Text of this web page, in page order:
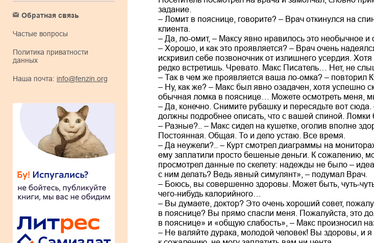
Обратная связь
Частые вопросы
Политика приватности
данных
Наша почта: info@fenzin.org
задание.
– Ломит в пояснице, говорите? – Врач откинулся на
клиента.
– Да, ло-омит, – Максу явно нравилось это необычное и
– Хорошо, и как это проявляется? – Врач очень
искривил себе позвоночник от излишнего усердия.
редко встретишь. Чревато. Макс Писатель… Нет, не
– Так в чем же проявляется ваша ло-омка? – повторил
– Ну, как же? – Макс был явно озадачен, хотя
обычная ломка в пояснице… Можете осмотреть меня,
– Да, конечно. Снимите рубашку и пересядьте вот
должны подробнее описать, что с вашей спиной.
– Разные?.. – Макс сидел на кушетке, оголив вполне
Постоянная. Общая. То и дело устаю. Все время.
– Да неужели?.. – Курт смотрел диаграммы на
ему заплатили просто бешеные деньги. К сожалению,
просмотрел данные по скелету: надежды не было –
с ним делать? Ведь явный симулянт», – подумал Врач.
– Боюсь, вы совершенно здоровы. Может быть, чуть-
чего-нибудь калорийного…
– Вы думаете, доктор? Это очень хороший совет,
в пояснице? Вы прямо спасли меня. Пожалуйста, это
в пояснице» и «общую слабость», – Макс произносил
– Не валяйте дурака, молодой человек! Вы здоровы, и